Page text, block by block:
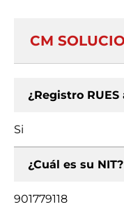
CM
¿Registro RUES
Si
¿Cuál es su NIT?
901779118